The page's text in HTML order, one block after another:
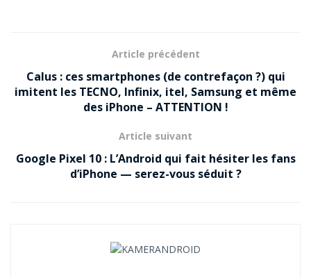
Article précédent
Calus : ces smartphones (de contrefaçon ?) qui
imitent les TECNO, Infinix, itel, Samsung et même
des iPhone – ATTENTION !
Article suivant
Google Pixel 10 : L’Android qui fait hésiter les fans
d’iPhone — serez-vous séduit ?